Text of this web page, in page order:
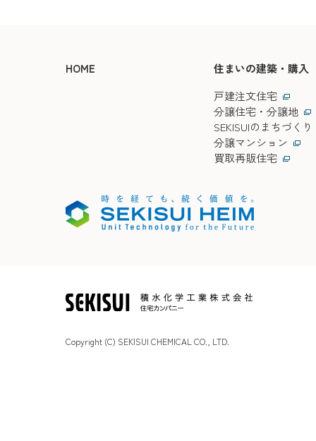
HOME
住まいの建築・購入
戸建注文住宅
分譲住宅・分譲地
SEKISUIのまちづくり
分譲マンション
買取再販住宅
Copyright (C) SEKISUI CHEMICAL CO., LTD.